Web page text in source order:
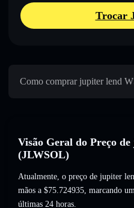
Trocar
Como comprar jupiter lend
Visão Geral do Preço
(JLWSOL)
Atualmente, o preço de jupiter
mãos a $75.724935, marcando
últimas 24 horas.